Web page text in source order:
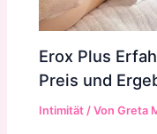
Erox Plus
Preis und
Intimität / VonGreta